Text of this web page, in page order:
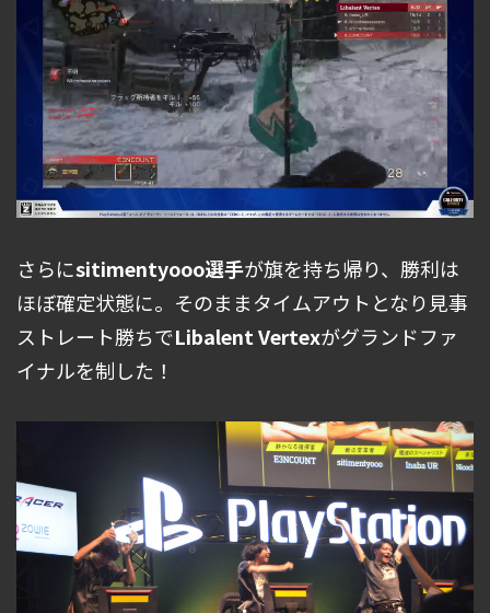
さらにsitimentyooo選手が旗を持ち帰り、勝利は
ほぼ確定状態に。そのままタイムアウトとなり見事
ストレート勝ちでLibalent Vertexがグランドファ
イナルを制した！